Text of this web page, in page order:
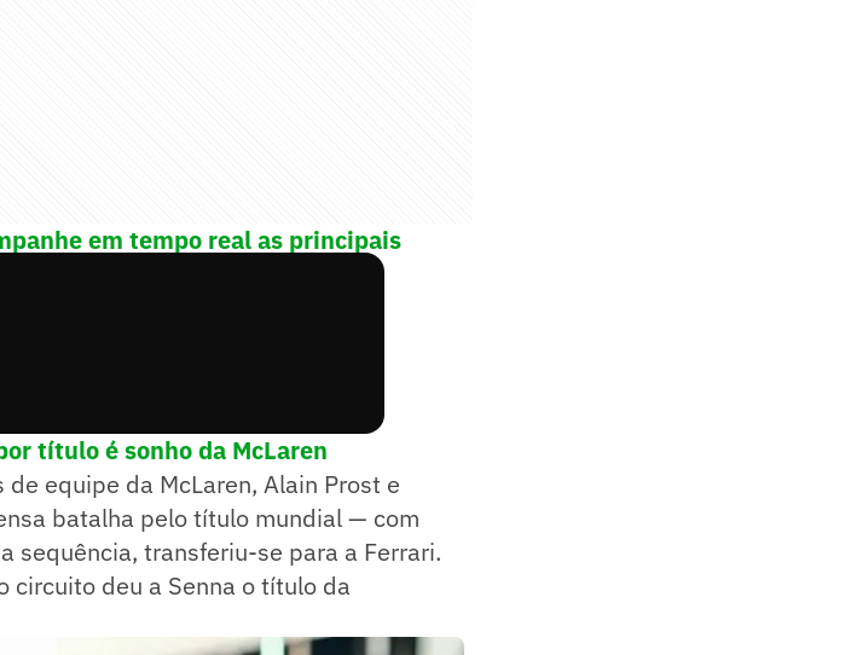
em tempo real as principais
título é sonho da McLaren
equipe da McLaren, Alain Prost e
batalha pelo título mundial — com
sequência, transferiu-se para a Ferrari.
circuito deu a Senna o título da